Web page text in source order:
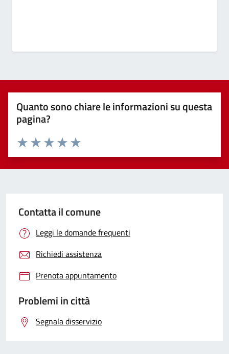
Quanto sono chiare le informazioni su questa
pagina?
Valuta 5 stelle su 5
Valuta 4 stelle su 5
Valuta 3 stelle su 5
Valuta 2 stelle su 5
Valuta 1 stelle su 5
Contatta il comune
Leggi le domande frequenti
Richiedi assistenza
Prenota appuntamento
Problemi in città
Segnala disservizio